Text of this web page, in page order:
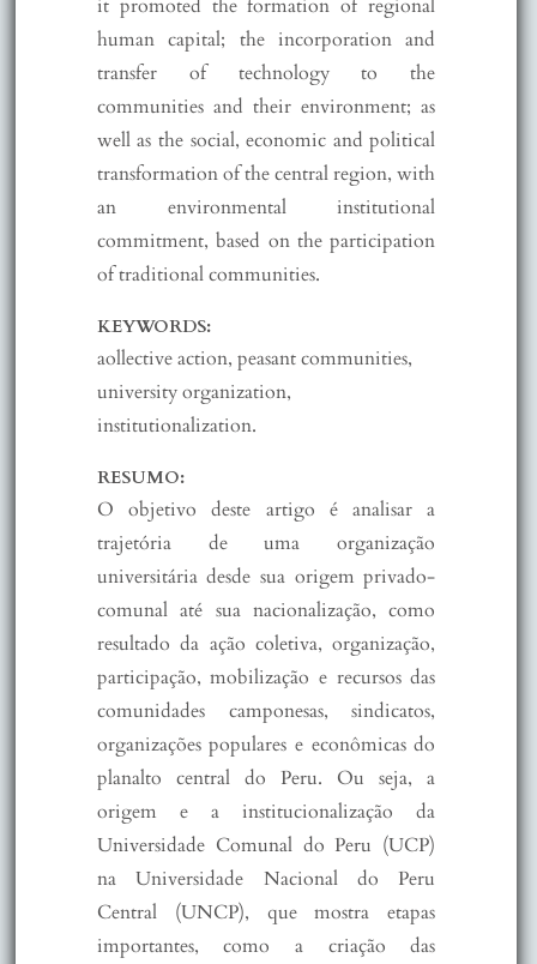
it promoted the formation of regional
human capital; the incorporation and
transfer of technology to the
communities and their environment; as
well as the social, economic and political
transformation of the central region, with
an environmental institutional
commitment, based on the participation
of traditional communities.
KEYWORDS:
aollective action, peasant communities,
university organization,
institutionalization.
RESUMO:
O objetivo deste artigo é analisar a
trajetória de uma organização
universitária desde sua origem privado-
comunal até sua nacionalização, como
resultado da ação coletiva, organização,
participação, mobilização e recursos das
comunidades camponesas, sindicatos,
organizações populares e econômicas do
planalto central do Peru. Ou seja, a
origem e a institucionalização da
Universidade Comunal do Peru (UCP)
na Universidade Nacional do Peru
Central (UNCP), que mostra etapas
importantes, como a criação das